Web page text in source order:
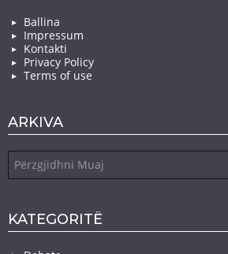
Ballina
Impressum
Kontakti
Privacy Policy
Terms of use
ARKIVA
KATEGORITË